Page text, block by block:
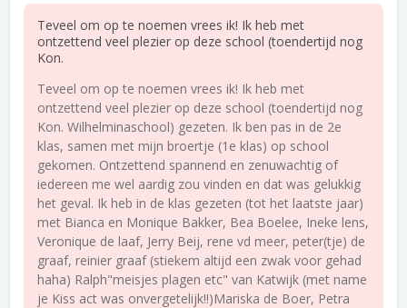
Teveel om op te noemen vrees ik! Ik heb met
ontzettend veel plezier op deze school (toendertijd nog
Kon.
Teveel om op te noemen vrees ik! Ik heb met
ontzettend veel plezier op deze school (toendertijd nog
Kon. Wilhelminaschool) gezeten. Ik ben pas in de 2e
klas, samen met mijn broertje (1e klas) op school
gekomen. Ontzettend spannend en zenuwachtig of
iedereen me wel aardig zou vinden en dat was gelukkig
het geval. Ik heb in de klas gezeten (tot het laatste jaar)
met Bianca en Monique Bakker, Bea Boelee, Ineke lens,
Veronique de laaf, Jerry Beij, rene vd meer, peter(tje) de
graaf, reinier graaf (stiekem altijd een zwak voor gehad
haha) Ralph"meisjes plagen etc" van Katwijk (met name
je Kiss act was onvergetelijk!!)Mariska de Boer, Petra